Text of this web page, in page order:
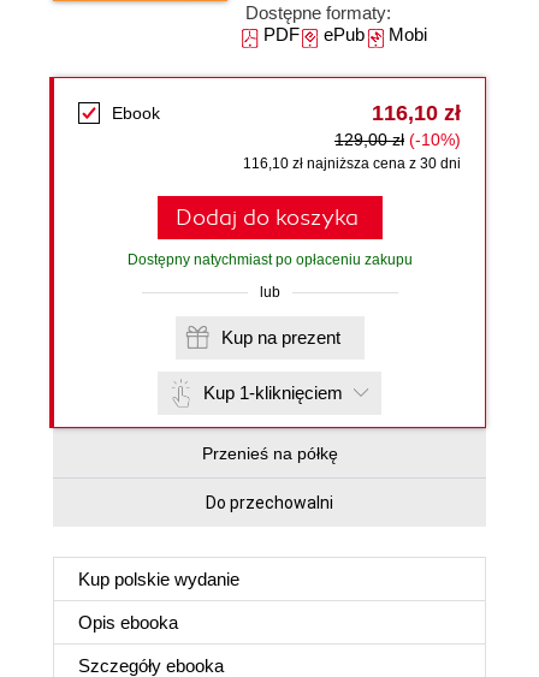
Dostępne formaty:
PDFePubMobi
Ebook 116,10 zł
129,00 zł (-10%)
116,10 zł najniższa cena z 30 dni
Dodaj do koszyka
Dostępny natychmiast po opłaceniu zakupu
lub
Kup na prezent
Kup 1-kliknięciem
Przenieś na półkę
Do przechowalni
Kup polskie wydanie
Opis ebooka
Szczegóły ebooka